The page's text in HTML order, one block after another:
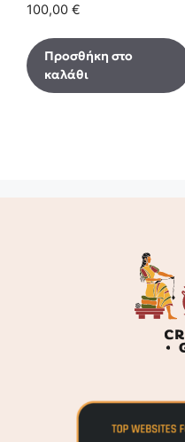
100,00 €
Προσθήκη στο
καλάθι